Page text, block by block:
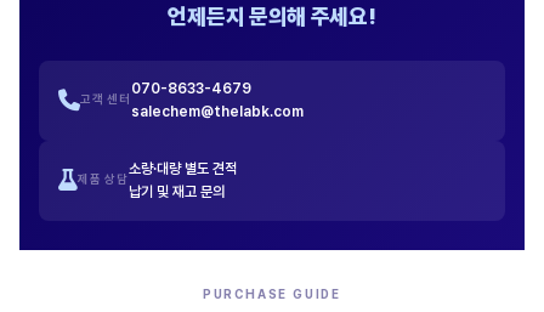
언제든지 문의해 주세요!
고객 센터
070-8633-4679
salechem@thelabk.com
제품 상담
소량·대량 별도 견적
납기 및 재고 문의
PURCHASE GUIDE